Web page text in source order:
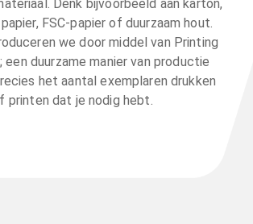
Denk bijvoorbeeld aan karton,
FSC-papier of duurzaam hout.
we door middel van Printing
een duurzame manier van productie
het aantal exemplaren drukken
printen dat je nodig hebt.